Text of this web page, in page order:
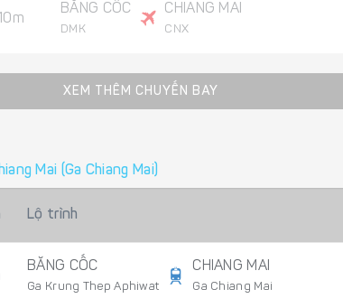
BĂNG CỐC
DMK
CHIANG MAI
CNX
XEM THÊM CHUYẾN BAY
Mai (Ga Chiang Mai)
Lộ trình
BĂNG CỐC
Ga Krung Thep Aphiwat
CHIANG MAI
Ga Chiang Mai